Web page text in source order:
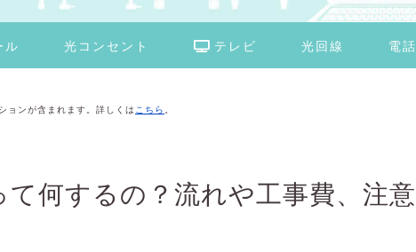
ル 光コンセント テレビ 光回線 電話
ョンが含まれます。詳しくは こちら
何するの？流れや工事費、注意